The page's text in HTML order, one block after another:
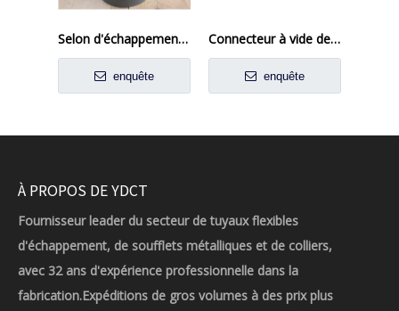
Selon d'échappement marin en acier inoxydable joint d'extension
enquête
Connecteur à vide de haute pureté
enquête
À PROPOS DE YDCT
Fournisseur leader du secteur de tuyaux flexibles
d'échappement, de soufflets métalliques et de colliers,
avec 32 ans d'expérience professionnelle dans la
fabrication.Expéditions de gros volumes à des prix plus